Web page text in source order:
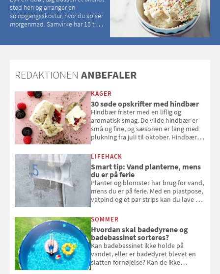
sted hen og arranger en
solopgangsskovtur, hvor du spiser
morgenmad. Samvirke har 15 tips
REDAKTIONEN ANBEFALER
KAGER
30 søde opskrifter med hindbær
Hindbær frister med en liflig og
aromatisk smag. De vilde hindbær er
små og fine, og sæsonen er lang med
plukning fra juli til oktober. Hindbær
kan bruge dine hindbær i alt fra
bagværk og salater til is og syltning.
LIFEHACK
Smart tip: Vand planterne, mens
du er på ferie
Planter og blomster har brug for vand,
mens du er på ferie. Med en plastpose,
vatpind og et par strips kan du lave dit
at bede naboen om at vande eller
SOMMER
Hvordan skal badedyrene og
badebassinet sorteres?
Kan badebassinet ikke holde på
vandet, eller er badedyret blevet en
slatten fornøjelse? Kan de ikke